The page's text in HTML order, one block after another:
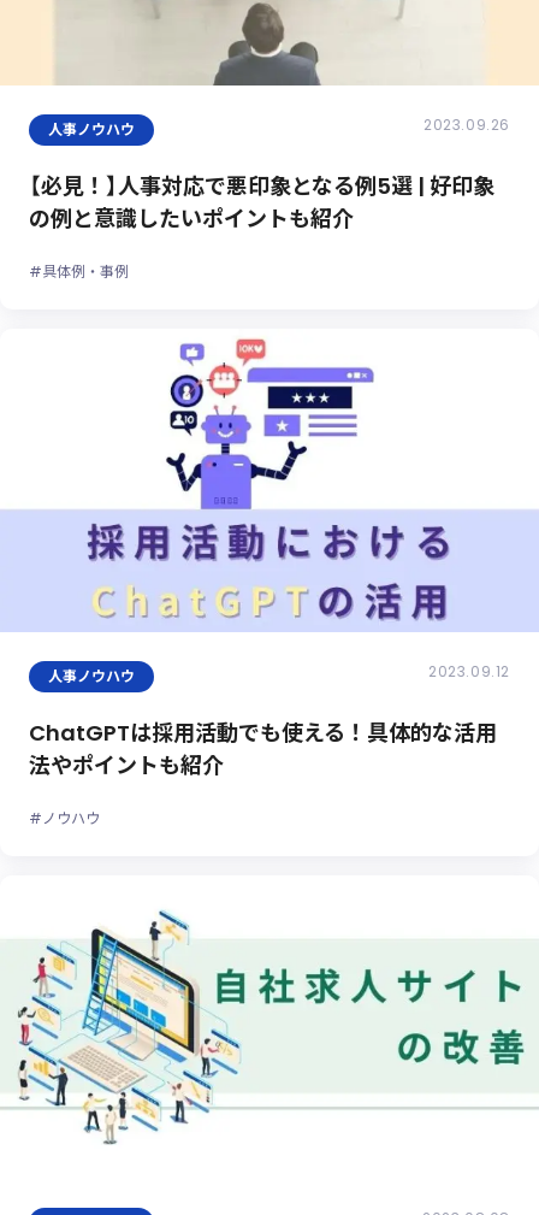
人事ノウハウ 2023.09.26
【必見！】人事対応で悪印象となる例5選 | 好印象
の例と意識したいポイントも紹介
#具体例・事例
人事ノウハウ 2023.09.12
ChatGPTは採用活動でも使える！具体的な活用
法やポイントも紹介
#ノウハウ